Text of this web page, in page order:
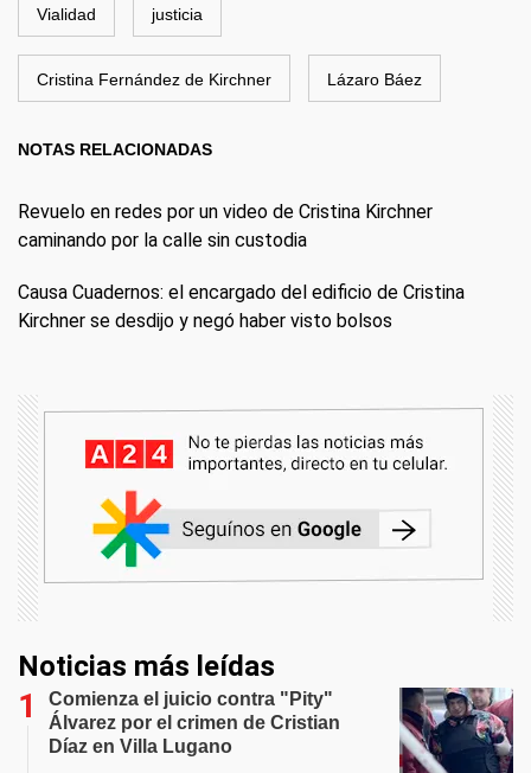
Vialidad justicia
Cristina Fernández de Kirchner Lázaro Báez
NOTAS RELACIONADAS
Revuelo en redes por un video de Cristina Kirchner
caminando por la calle sin custodia
Causa Cuadernos: el encargado del edificio de Cristina
Kirchner se desdijo y negó haber visto bolsos
Noticias más leídas
Comienza el juicio contra "Pity"
Álvarez por el crimen de Cristian
Díaz en Villa Lugano